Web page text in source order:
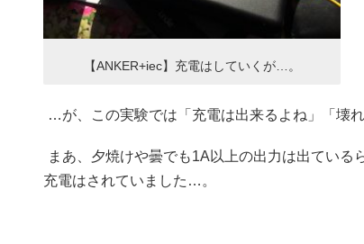
【ANKER+iec】充電はしていくが…。
…が、この実験では「充電は出来るよね」「壊
まあ、夕焼けや曇でも1A以上の出力は出てい
充電はされていました…。